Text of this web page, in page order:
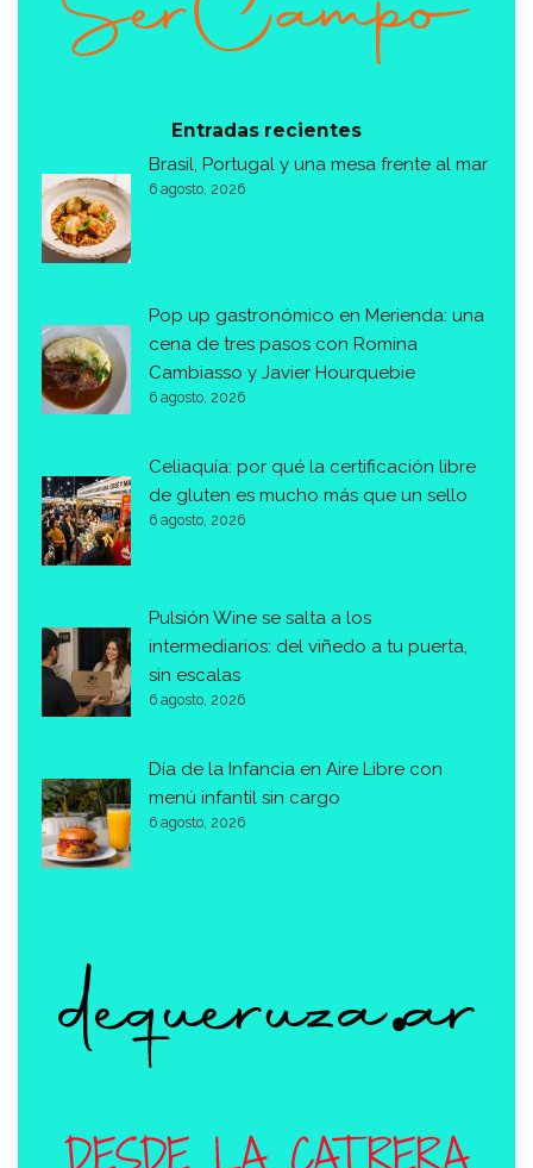
Entradas recientes
Brasil, Portugal y una mesa frente al mar
6 agosto, 2026
Pop up gastronómico en Merienda: una
cena de tres pasos con Romina
Cambiasso y Javier Hourquebie
6 agosto, 2026
Celiaquía: por qué la certificación libre
de gluten es mucho más que un sello
6 agosto, 2026
Pulsión Wine se salta a los
intermediarios: del viñedo a tu puerta,
sin escalas
6 agosto, 2026
Día de la Infancia en Aire Libre con
menú infantil sin cargo
6 agosto, 2026